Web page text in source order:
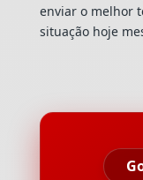
enviar o melhor
situação hoje